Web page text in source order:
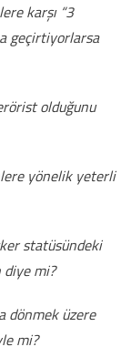
karşı “3
geçirtiyorlarsa
olduğunu
yönelik yeterli
statüsündeki
diye mi?
dönmek üzere
mi?